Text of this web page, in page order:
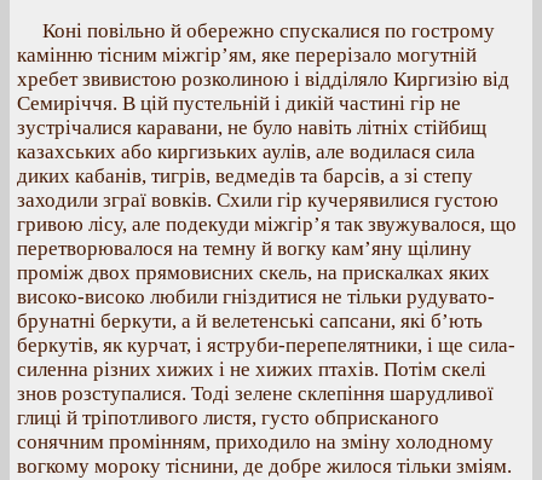
Коні повільно й обережно спускалися по гострому
камінню тісним міжгір’ям, яке перерізало могутній
хребет звивистою розколиною і відділяло Киргизію від
Семиріччя. В цій пустельній і дикій частині гір не
зустрічалися каравани, не було навіть літніх стійбищ
казахських або киргизьких аулів, але водилася сила
диких кабанів, тигрів, ведмедів та барсів, а зі степу
заходили зграї вовків. Схили гір кучерявилися густою
гривою лісу, але подекуди міжгір’я так звужувалося, що
перетворювалося на темну й вогку кам’яну щілину
проміж двох прямовисних скель, на прискалках яких
високо-високо любили гніздитися не тільки рудувато-
брунатні беркути, а й велетенські сапсани, які б’ють
беркутів, як курчат, і яструби-перепелятники, і ще сила-
силенна різних хижих і не хижих птахів. Потім скелі
знов розступалися. Тоді зелене склепіння шарудливої
глиці й тріпотливого листя, густо обприсканого
сонячним промінням, приходило на зміну холодному
вогкому мороку тіснини, де добре жилося тільки зміям.